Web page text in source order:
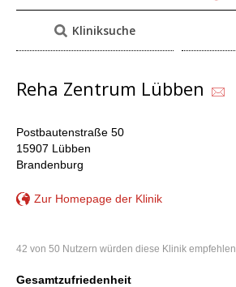
Kliniksuche
Reha Zentrum Lübben
Postbautenstraße 50
15907 Lübben
Brandenburg
Zur Homepage der Klinik
42 von 50 Nutzern würden diese Klinik empfehlen
Gesamtzufriedenheit